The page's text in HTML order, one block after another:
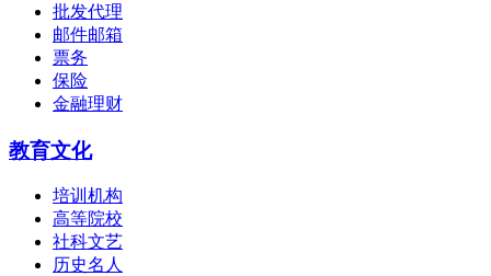
批发代理
邮件邮箱
票务
保险
金融理财
教育文化
培训机构
高等院校
社科文艺
历史名人